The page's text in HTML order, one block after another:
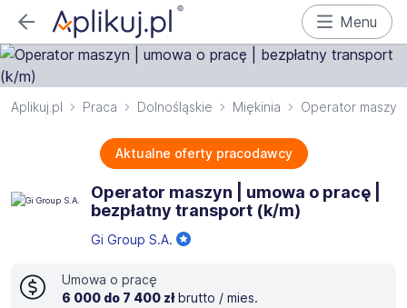
Menu
Aplikuj.pl Praca Dolnośląskie Miękinia Operator maszyn
Aktualne oferty pracodawcy
Operator maszyn | umowa o pracę |
bezpłatny transport (k/m)
Gi Group S.A.
Umowa o pracę
6 000 do 7 400 zł brutto / mies.